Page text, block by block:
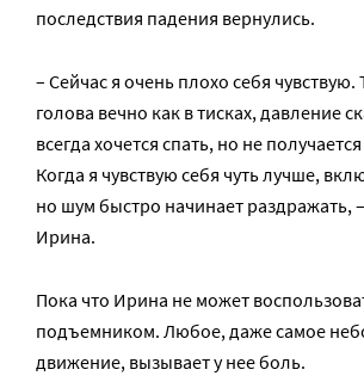
последствия падения вернулись.
– Сейчас я очень плохо себя чувствую.
голова вечно как в тисках, давление
всегда хочется спать, но не
Когда я чувствую себя чуть лучше,
но шум быстро начинает раздражать,
Ирина.
Пока что Ирина не может
подъемником. Любое, даже самое
движение, вызывает у нее боль.